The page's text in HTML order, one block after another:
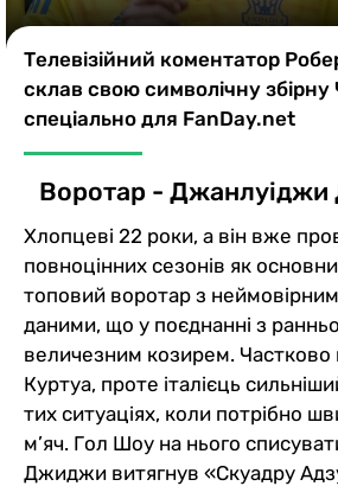
Казино
Телевізійний коментатор
склав свою символічну
спеціально для FanDay.net
Воротар - Джанлуіджи
Хлопцеві 22 роки, а він вже
повноцінних сезонів як
топовий воротар з
даними, що у поєднанні з
величезним козирем. Частково
Куртуа, проте італієць
тих ситуаціях, коли потрібно
м’яч. Гол Шоу на нього
Джиджи витягнув «Скуадру